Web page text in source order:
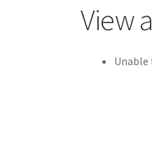
View